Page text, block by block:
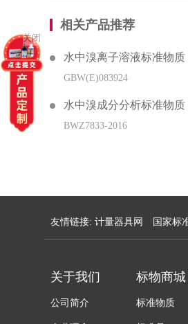
相关产品推荐
水中溴离子溶液标准物质
GBW(E)083924
水中溴成分分析标准物质
BWZ7833-2016
友情链接: 计量器具网 国家标
关于我们
公司简介
标物商城
标准物质
关闭